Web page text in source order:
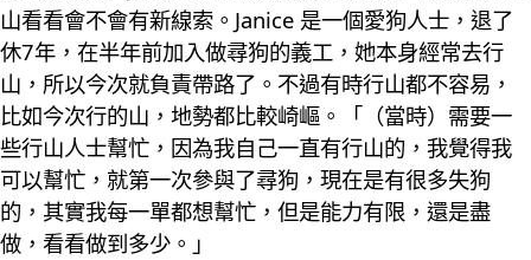
山看看會不會有新線索。Janice 是一個愛狗人士，退了
休7年，在半年前加入做尋狗的義工，她本身經常去行
山，所以今次就負責帶路了。不過有時行山都不容易，
比如今次行的山，地勢都比較崎嶇。「（當時）需要一
些行山人士幫忙，因為我自己一直有行山的，我覺得我
可以幫忙，就第一次參與了尋狗，現在是有很多失狗
的，其實我每一單都想幫忙，但是能力有限，還是盡
做，看看做到多少。」